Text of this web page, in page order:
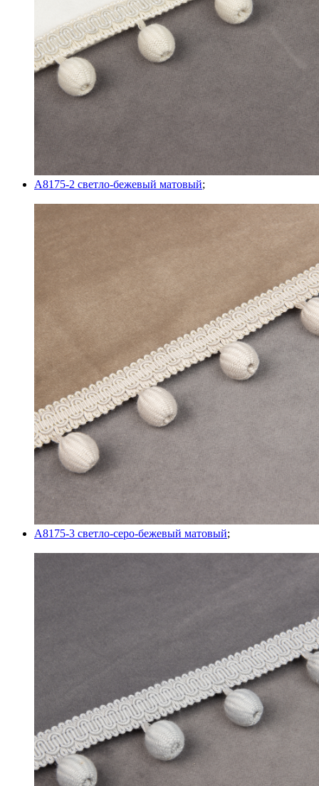
A8175-2 светло-бежевый матовый;
A8175-3 светло-серо-бежевый матовый;